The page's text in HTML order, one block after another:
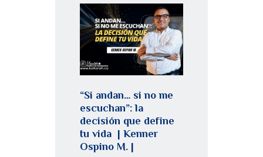
“Si andan… si no me
escuchan”: la
decisión que define
tu vida | Kenner
Ospino M. |